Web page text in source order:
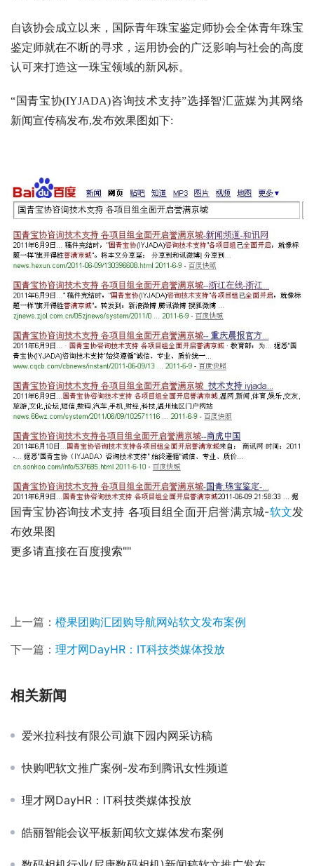
自该协会成立以来，国际青年珠宝鉴定师协会全体青年珠宝
鉴定师就在不断的寻求，运用协会的广泛影响与社会的高度
认可来打造这一珠宝领域的新风标。
“国青宝协(IYJADA)咨询技术支持”选择智汇蓝媒为其网络
新闻宣传稿发布,发布效果图如下:
国青宝协咨询技术支持 各项目组全面开启誉满京城-软文发
布效果图
更多请直接在百度搜索""
上一篇： 橙果团购汇团购导航网站软文发布案例
下一篇： 理才网DayHR：IT科技类媒体投放
相关新闻
爱米拉科技有限公司旗下园内网采访稿
快购吧软文推广案例-发布到腾讯女性频道
理才网DayHR：IT科技类媒体投放
皓丽智能会议平板新闻软文媒体发布案例